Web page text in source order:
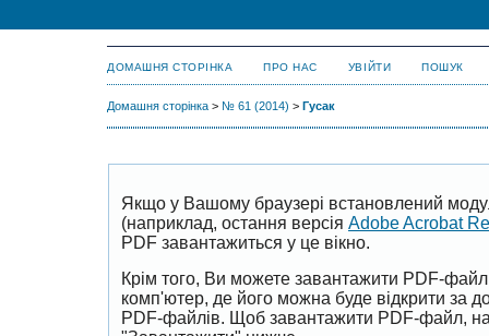
ДОМАШНЯ СТОРІНКА ПРО НАС УВІЙТИ ПОШУК
Домашня сторінка > № 61 (2014) > Гусак
Якщо у Вашому браузері встановлений
(наприклад, остання версія Adobe Acrobat
PDF завантажиться у це вікно.
Крім того, Ви можете завантажити PDF-
комп'ютер, де його можна буде відкрити за
PDF-файлів. Щоб завантажити PDF-файл,